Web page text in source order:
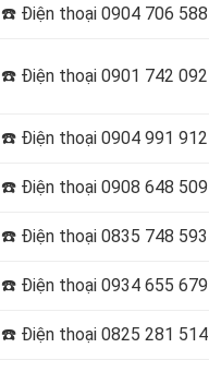
☎️ Điện thoại0904 706 588
☎️ Điện thoại0901 742 092
☎️ Điện thoại0904 991 912
☎️ Điện thoại0908 648 509
☎️ Điện thoại0835 748 593
☎️ Điện thoại0934 655 679
☎️ Điện thoại0825 281 514